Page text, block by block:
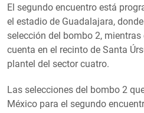
El segundo encuentro está
el estadio de Guadalajara,
selección del bombo 2,
cuenta en el recinto de Santa
plantel del sector cuatro.
Las selecciones del bombo 2
México para el segundo